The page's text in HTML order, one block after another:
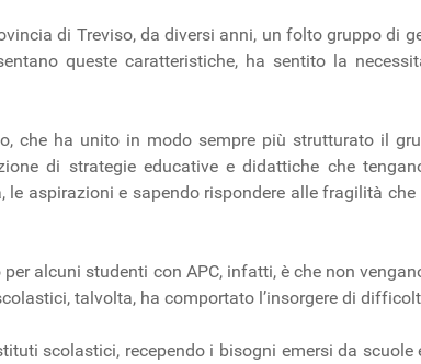
di Treviso, da diversi anni, un folto gruppo di
queste caratteristiche, ha sentito la
che ha unito in modo sempre più strutturato il
di strategie educative e didattiche che
le aspirazioni e sapendo rispondere alle fragilità
per alcuni studenti con APC, infatti, è che non
talvolta, ha comportato l’insorgere di
scolastici, recependo i bisogni emersi da